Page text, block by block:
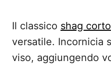
Il classico shag corto
versatile. Incornicia
viso, aggiungendo